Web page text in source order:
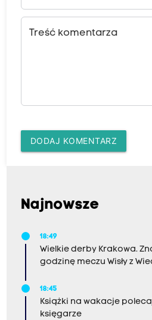
Treść komentarza
DODAJ KOMENTARZ
Najnowsze
18:49
Wielkie derby Krakowa.
godzinę meczu Wisły z
18:45
Książki na wakacje
księgarze